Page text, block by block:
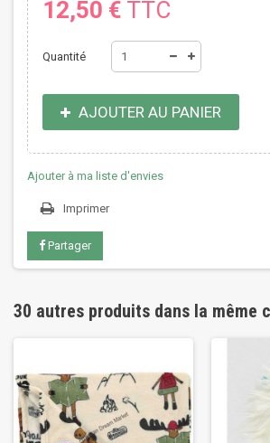
12,50 € TTC
Quantité
AJOUTER AU PANIER
Ajouter à ma liste d'envies
Imprimer
Partager
30 autres produits dans la même